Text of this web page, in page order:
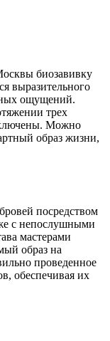
биозавивку
выразительного
ощущений.
трех
Можно
образ жизни,
посредством
с непослушными
мастерами
образ на
проведенное
обеспечивая их